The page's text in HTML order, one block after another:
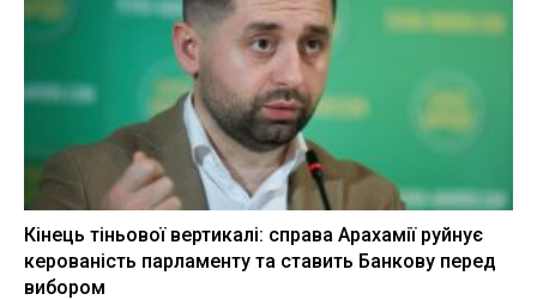
Кінець тіньової вертикалі: справа Арахамії руйнує
керованість парламенту та ставить Банкову перед
вибором